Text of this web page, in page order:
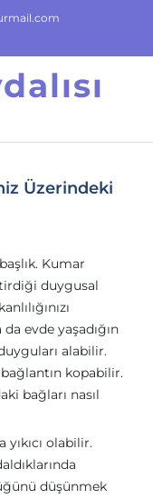
Üzerindeki
Kumar
duygusal
evde yaşadığın
alabilir.
kopabilir.
bağları nasıl
yıkıcı olabilir.
düşünmek